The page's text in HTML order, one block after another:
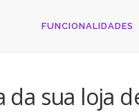
FUNCIONALIDADES
sua loja